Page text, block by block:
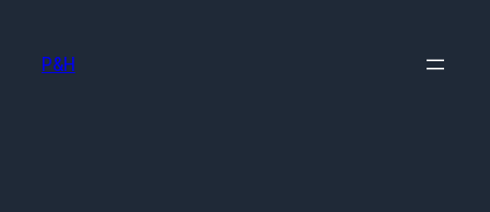
phần
P&H